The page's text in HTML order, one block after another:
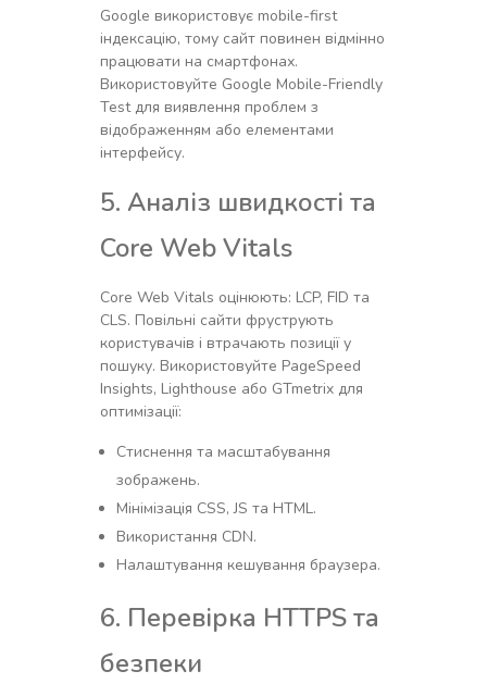
Google використовує mobile-first
індексацію, тому сайт повинен відмінно
працювати на смартфонах.
Використовуйте Google Mobile-Friendly
Test для виявлення проблем з
відображенням або елементами
інтерфейсу.
5. Аналіз швидкості та
Core Web Vitals
Core Web Vitals оцінюють: LCP, FID та
CLS. Повільні сайти фруструють
користувачів і втрачають позиції у
пошуку. Використовуйте PageSpeed
Insights, Lighthouse або GTmetrix для
оптимізації:
Стиснення та масштабування
зображень.
Мінімізація CSS, JS та HTML.
Використання CDN.
Налаштування кешування браузера.
6. Перевірка HTTPS та
безпеки